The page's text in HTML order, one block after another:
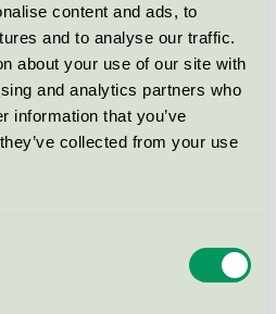
content and ads, to
and to analyse our traffic.
about your use of our site with
and analytics partners who
information that you’ve
collected from your use
start